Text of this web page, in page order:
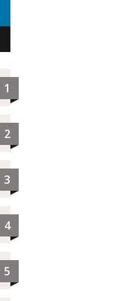
1
2
3
4
5